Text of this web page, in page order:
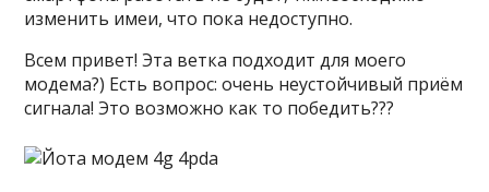
изменить имеи, что пока недоступно.
Всем привет! Эта ветка подходит для моего
модема?) Есть вопрос: очень неустойчивый приём
сигнала! Это возможно как то победить???